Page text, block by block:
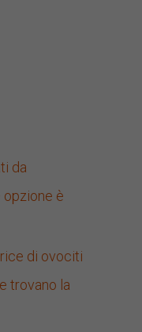
da
opzione è
di ovociti
trovano la